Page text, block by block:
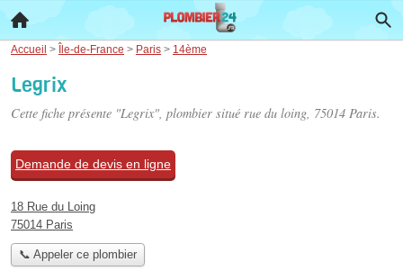
Accueil > Île-de-France > Paris > 14ème
Legrix
Cette fiche présente "Legrix", plombier situé rue du loing, 75014 Paris.
Demande de devis en ligne
18 Rue du Loing
75014 Paris
📞 Appeler ce plombier